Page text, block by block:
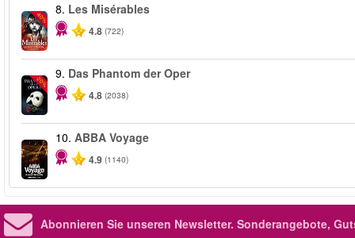
-40%
8. Les Misérables
4.8 (722)
-20%
9. Das Phantom der Oper
4.8 (2038)
10. ABBA Voyage
4.9 (1140)
Abonnieren Sie unseren Newsletter. Sonderangebote,